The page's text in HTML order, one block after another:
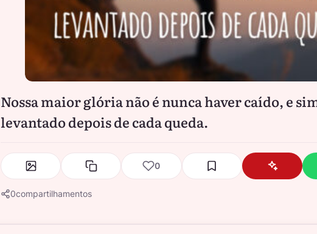
Nossa maior glória não é nunca haver caído, e
levantado depois de cada queda.
0
0compartilhamentos